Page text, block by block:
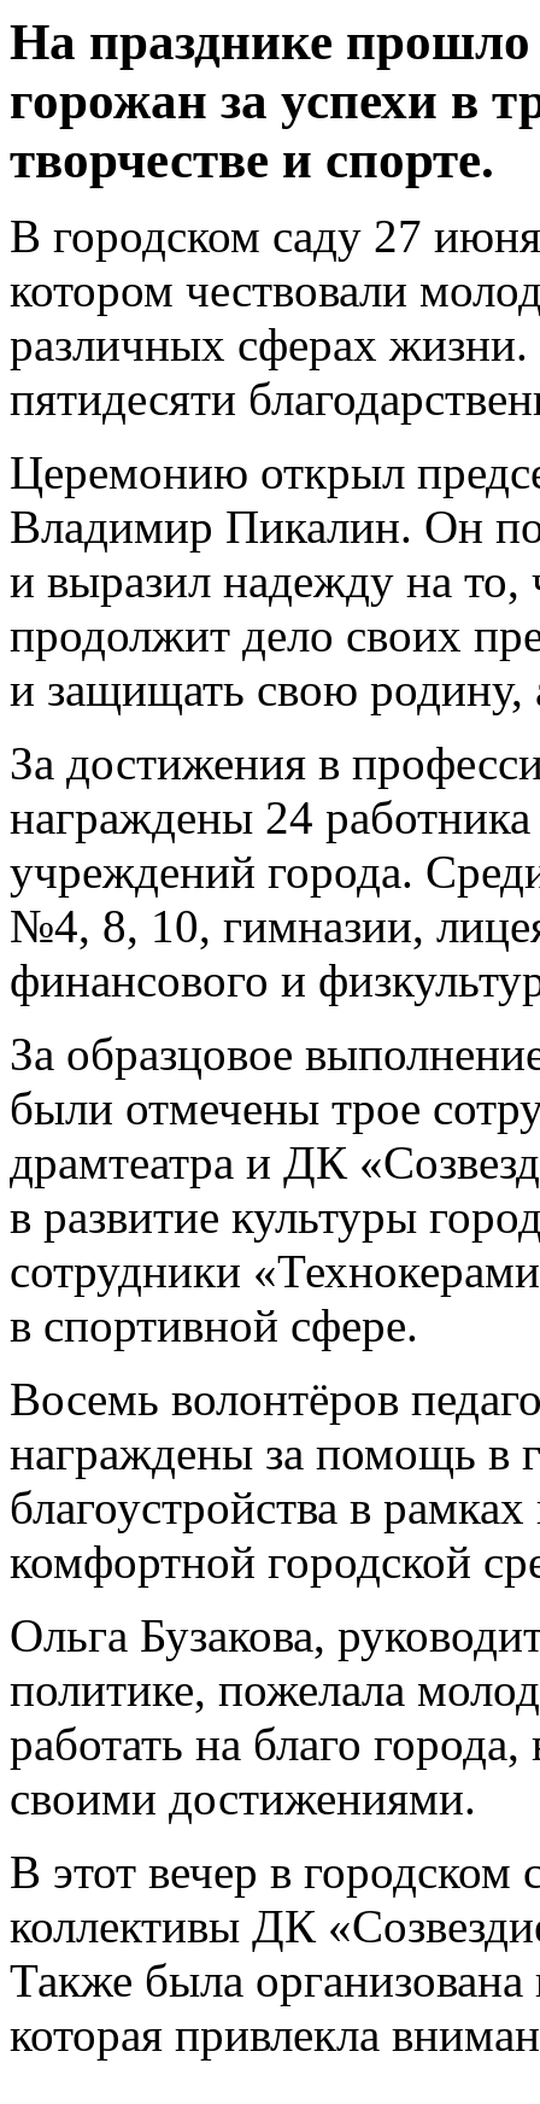
На празднике
горожан за успехи в
творчестве и спорте.
В городском саду 27
котором чествовали
различных сферах
пятидесяти
Церемонию открыл
Владимир Пикалин. Он
и выразил надежду на то,
продолжит дело своих
и защищать свою родину,
За достижения в
награждены 24
учреждений города.
№4, 8, 10, гимназии,
финансового и
За образцовое
были отмечены трое
драмтеатра и ДК
в развитие культуры
сотрудники
в спортивной сфере.
Восемь волонтёров
награждены за помощь в
благоустройства в
комфортной городской
Ольга Бузакова,
политике, пожелала
работать на благо
своими достижениями.
В этот вечер в городском
коллективы ДК
Также была
которая привлекла